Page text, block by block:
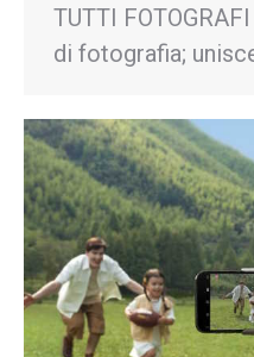
TUTTI
di fotografia;